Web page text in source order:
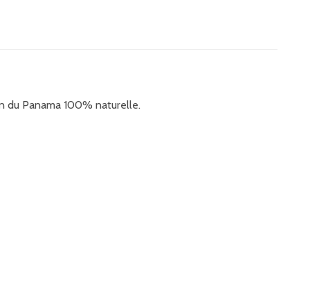
du Panama 100% naturelle.